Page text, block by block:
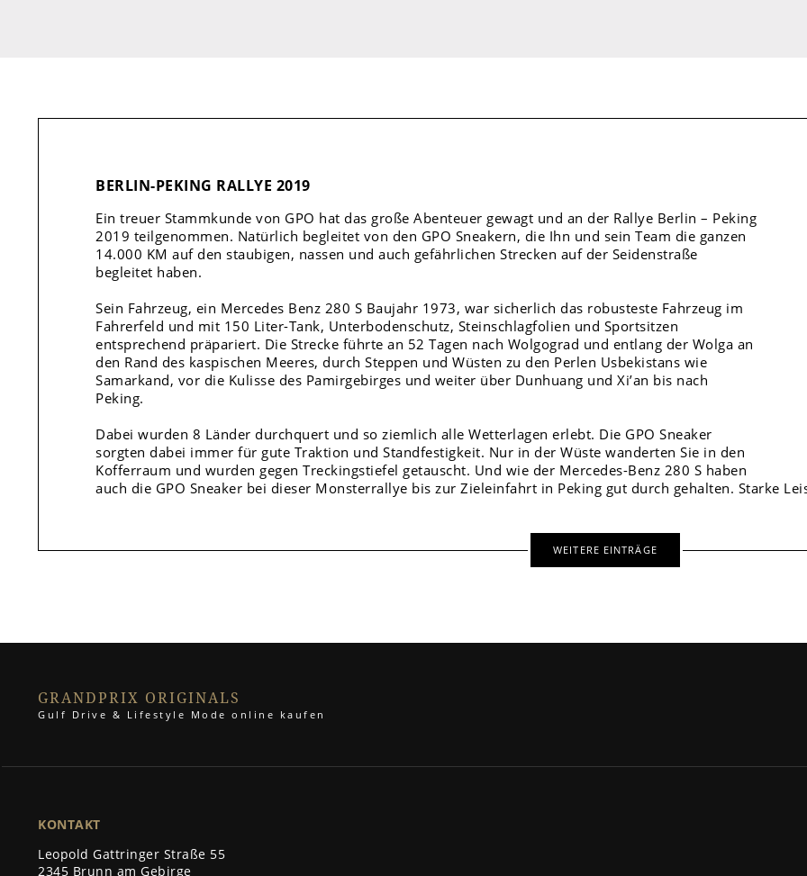
BERLIN-PEKING RALLYE 2019
Ein treuer Stammkunde von GPO hat das große Abenteuer gewagt und an der Rallye Berlin – Peking
2019 teilgenommen. Natürlich begleitet von den GPO Sneakern, die Ihn und sein Team die ganzen
14.000 KM auf den staubigen, nassen und auch gefährlichen Strecken auf der Seidenstraße
begleitet haben.
Sein Fahrzeug, ein Mercedes Benz 280 S Baujahr 1973, war sicherlich das robusteste Fahrzeug im
Fahrerfeld und mit 150 Liter-Tank, Unterbodenschutz, Steinschlagfolien und Sportsitzen
entsprechend präpariert. Die Strecke führte an 52 Tagen nach Wolgograd und entlang der Wolga an
den Rand des kaspischen Meeres, durch Steppen und Wüsten zu den Perlen Usbekistans wie
Samarkand, vor die Kulisse des Pamirgebirges und weiter über Dunhuang und Xi’an bis nach
Peking.
Dabei wurden 8 Länder durchquert und so ziemlich alle Wetterlagen erlebt. Die GPO Sneaker
sorgten dabei immer für gute Traktion und Standfestigkeit. Nur in der Wüste wanderten Sie in den
Kofferraum und wurden gegen Treckingstiefel getauscht. Und wie der Mercedes-Benz 280 S haben
auch die GPO Sneaker bei dieser Monsterrallye bis zur Zieleinfahrt in Peking gut durch gehalten. Starke
WEITERE EINTRÄGE
GRANDPRIX ORIGINALS
Gulf Drive & Lifestyle Mode online kaufen
KONTAKT
Leopold Gattringer Straße 55
2345 Brunn am Gebirge